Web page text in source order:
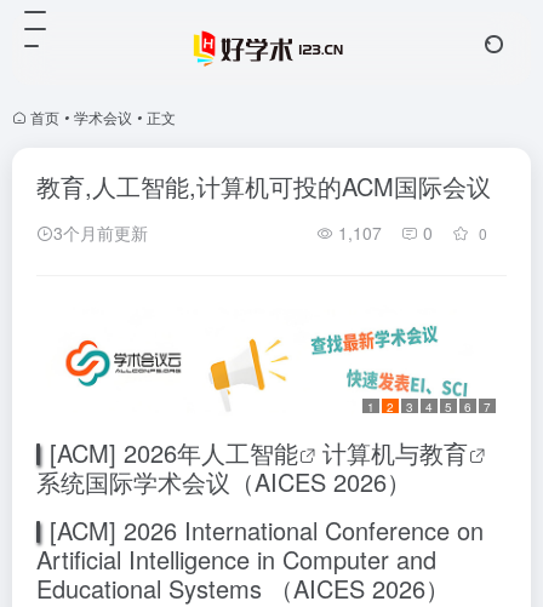
首页 • 学术会议 • 正文
教育,人工智能,计算机可投的ACM国际会议
3个月前更新 1,107 0 0
1 2 3 4 5 6 7
[ACM] 2026年人工智能 计算机与教育
系统国际学术会议（AICES 2026）
[ACM] 2026 International Conference on
Artificial Intelligence in Computer and
Educational Systems （AICES 2026）